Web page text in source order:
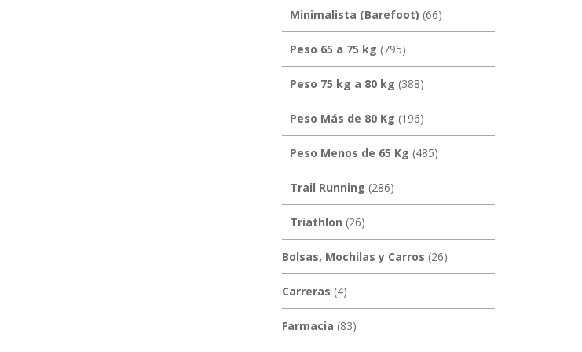
Minimalista (Barefoot) (66)
Peso 65 a 75 kg (795)
Peso 75 kg a 80 kg (388)
Peso Más de 80 Kg (196)
Peso Menos de 65 Kg (485)
Trail Running (286)
Triathlon (26)
Bolsas, Mochilas y Carros (26)
Carreras (4)
Farmacia (83)